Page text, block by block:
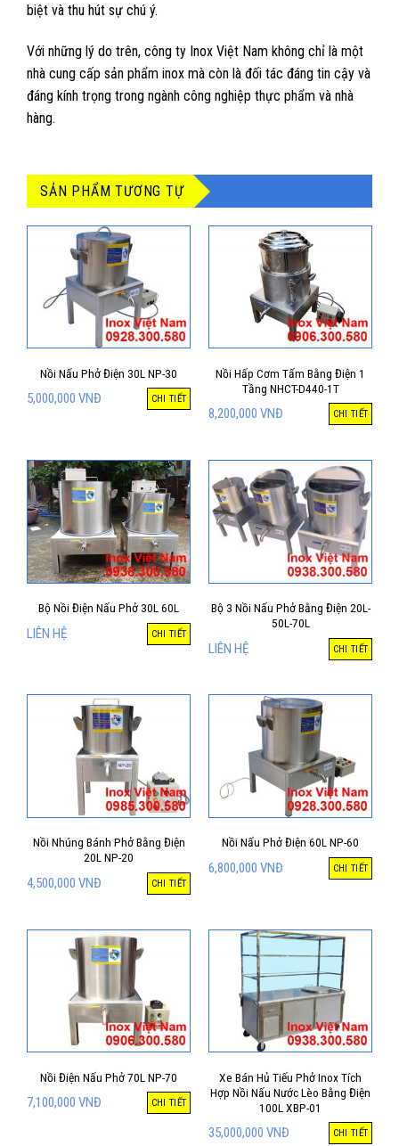
biệt và thu hút sự chú ý.
Với những lý do trên, công ty Inox Việt Nam không chỉ là một
nhà cung cấp sản phẩm inox mà còn là đối tác đáng tin cậy và
đáng kính trọng trong ngành công nghiệp thực phẩm và nhà
hàng.
SẢN PHẨM TƯƠNG TỰ
Nồi Nấu Phở Điện 30L NP-30
5,000,000 VNĐ CHI TIẾT
Nồi Hấp Cơm Tấm Bằng Điện 1
Tầng NHCT-D440-1T
8,200,000 VNĐ CHI TIẾT
Bộ Nồi Điện Nấu Phở 30L 60L
LIÊN HỆ CHI TIẾT
Bộ 3 Nồi Nấu Phở Bằng Điện 20L-
50L-70L
LIÊN HỆ CHI TIẾT
Nồi Nhúng Bánh Phở Bằng Điện
20L NP-20
4,500,000 VNĐ CHI TIẾT
Nồi Nấu Phở Điện 60L NP-60
6,800,000 VNĐ CHI TIẾT
Nồi Điện Nấu Phở 70L NP-70
7,100,000 VNĐ CHI TIẾT
Xe Bán Hủ Tiếu Phở Inox Tích
Hợp Nồi Nấu Nước Lèo Bằng Điện
100L XBP-01
35,000,000 VNĐ CHI TIẾT